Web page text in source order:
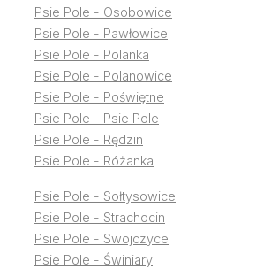
Psie Pole - Osobowice
Psie Pole - Pawłowice
Psie Pole - Polanka
Psie Pole - Polanowice
Psie Pole - Poświętne
Psie Pole - Psie Pole
Psie Pole - Rędzin
Psie Pole - Różanka
Psie Pole - Sołtysowice
Psie Pole - Strachocin
Psie Pole - Swojczyce
Psie Pole - Świniary